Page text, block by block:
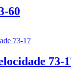
60
73-